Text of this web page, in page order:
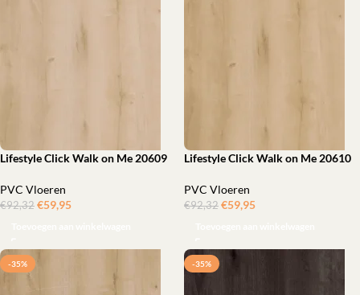
Lifestyle Click Walk on Me 20609
PVC Vloeren
€92,32 €59,95
Lifestyle Click Walk on Me 20610
PVC Vloeren
€92,32 €59,95
-35% -35%